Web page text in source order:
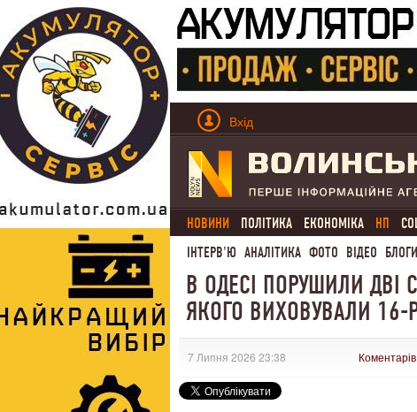
Вхід
НОВИНИ ПОЛІТИКА ЕКОНОМІКА НП
ІНТЕРВ'Ю АНАЛІТИКА ФОТО ВІДЕО БЛОГИ
В ОДЕСІ ПОРУШИЛИ ДВІ
ЯКОГО ВИХОВУВАЛИ 16-
7 Липня 2026 23:38